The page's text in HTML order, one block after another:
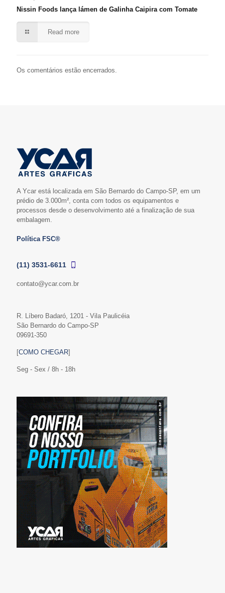
Nissin Foods lança lámen de Galinha Caipira com Tomate
Read more
Os comentários estão encerrados.
A Ycar está localizada em São Bernardo do Campo-SP, em um
prédio de 3.000m², conta com todos os equipamentos e
processos desde o desenvolvimento até a finalização de sua
embalagem.
Política FSC®
(11) 3531-6611
contato@ycar.com.br
R. Líbero Badaró, 1201 - Vila Paulicéia
São Bernardo do Campo-SP
09691-350
[COMO CHEGAR]
Seg - Sex / 8h - 18h